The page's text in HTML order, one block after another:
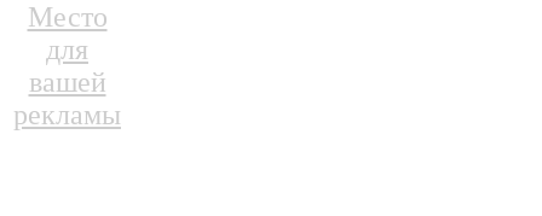
Место
для
вашей
рекламы